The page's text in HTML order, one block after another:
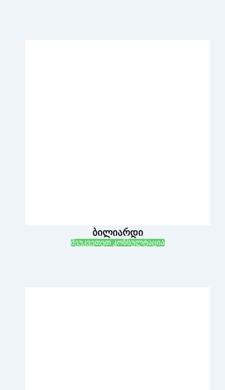
ბილიარდი
შეუკვეთეთ კონსულტაცია